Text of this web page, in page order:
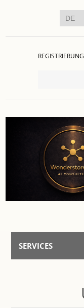
REGISTRIERUNG
SERVICES
Mit dem